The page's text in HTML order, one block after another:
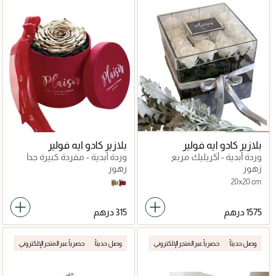
بلازير كادو ايه فولير
وردة أبدية - أكريليك مربع
زهور
20x20 cm
بلازير كادو ايه فولير
وردة أبدية - مفردة كبيرة جداً
زهور
Gold on Red
Gold on Tan
وصل حديثاً حصرياً عبر المتجر الإلكتروني وصل حديثاً حصرياً عبر المتجر الإلكتروني